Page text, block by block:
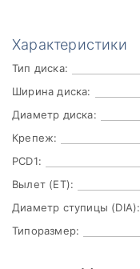
Характеристики
Тип диска:
Ширина диска:
Диаметр диска:
Крепеж:
PCD1:
Вылет (ET):
Диаметр ступицы (DIA):
Типоразмер: